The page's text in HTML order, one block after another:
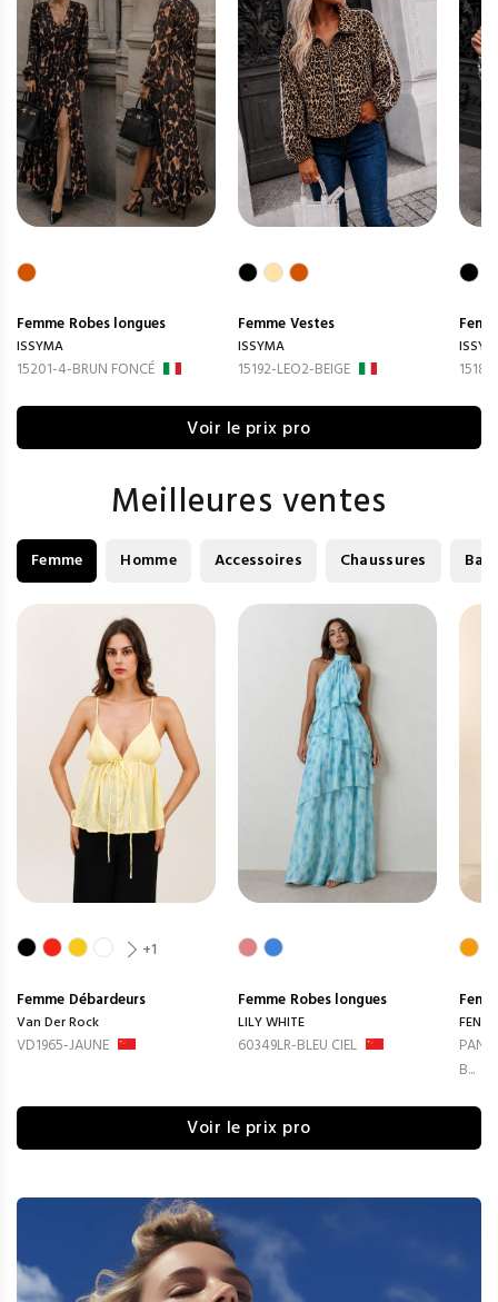
Femme Robes longues
ISSYMA
15201-4-BRUN FONCÉ
FemmeVestes
ISSYMA
15192-LEO2-BEIGE
Voir le prix pro
Meilleures ventes
Femme Homme Accessoires Chaussures
+1
Femme Débardeurs
Van Der Rock
VD1965-JAUNE
Femme Robes longues
LILY WHITE
60349LR-BLEU CIEL
B...
Voir le prix pro